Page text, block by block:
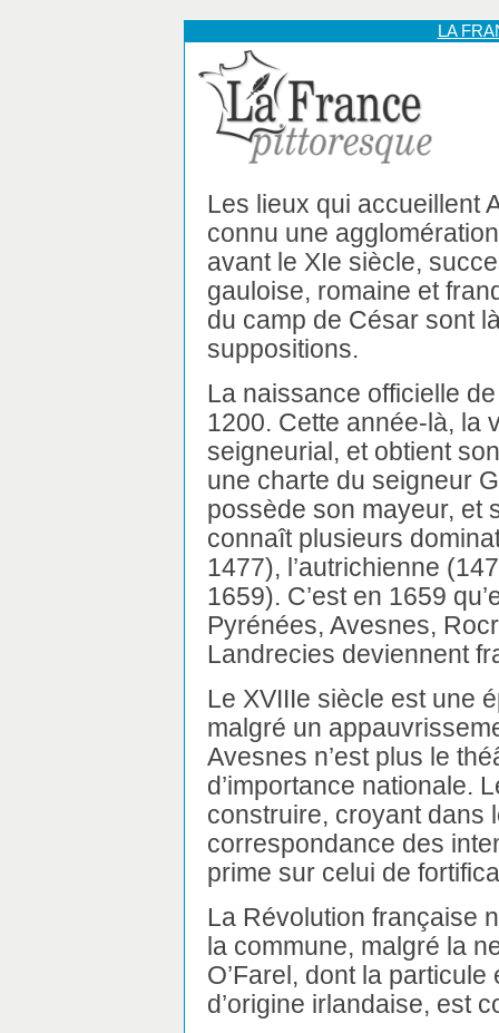
LA
Les lieux qui accueillent
connu une
avant le XIe siècle,
gauloise, romaine et
du camp de César sont
suppositions.
La naissance officielle
1200. Cette année-là, la
seigneurial, et obtient
une charte du seigneur
possède son mayeur, et
connaît plusieurs
1477), l’autrichienne
1659). C’est en 1659
Pyrénées, Avesnes,
Landrecies deviennent
Le XVIIIe siècle est une
malgré un
Avesnes n’est plus le
d’importance nationale.
construire, croyant dans
correspondance des
prime sur celui de
La Révolution française
la commune, malgré la
O’Farel, dont la
d’origine irlandaise, est